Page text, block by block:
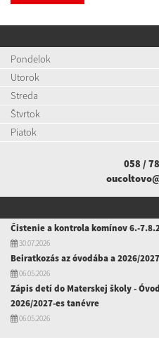
Pondelok
Utorok
Streda
Štvrtok
Piatok
058 /
Čistenie a kontrola komínov 6.-
30.07.2026
Beiratkozás az óvodába a 2026/
06.05.2026
Zápis detí do Materskej školy -
2026/2027-es tanévre
06.05.2026